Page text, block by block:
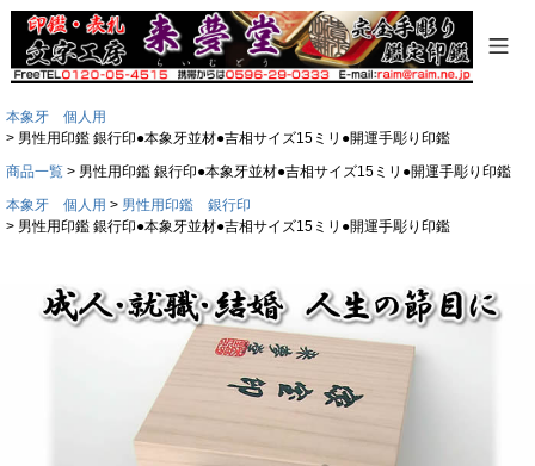
本象牙 個人用
男性用印鑑 銀行印●本象牙並材●吉相サイズ15ミリ●開運手彫り印鑑
商品一覧
男性用印鑑 銀行印●本象牙並材●吉相サイズ15ミリ●開運手彫り印鑑
本象牙 個人用
男性用印鑑 銀行印
男性用印鑑 銀行印●本象牙並材●吉相サイズ15ミリ●開運手彫り印鑑